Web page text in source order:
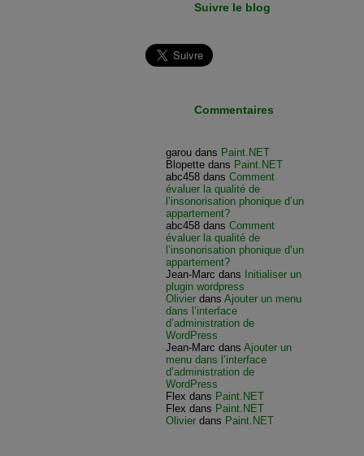
Suivre le blog
Commentaires
garou dans Paint.NET
Blopette dans Paint.NET
abc458 dansComment
évaluer la qualité de
l’insonorisation phonique d’un
appartement?
abc458 dansComment
évaluer la qualité de
l’insonorisation phonique d’un
appartement?
Jean-Marc dans
Initialiser un
plugin wordpress
Olivier dansAjouter un menu
dans l’interface
d’administration de
WordPress
Jean-Marc dansAjouter un
menu dans l’interface
d’administration de
WordPress
Flex dans Paint.NET
Flex dans Paint.NET
Olivier dans Paint.NET